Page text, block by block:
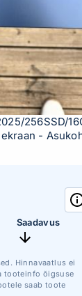
256SSD/
-
Saadavus
Hinnavaatlus ei
tooteinfo õigsuse
saab toote